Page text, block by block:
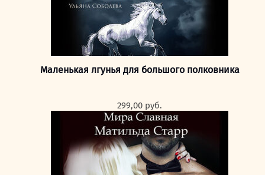
Маленькая лгунья для большого полковника
299,00 руб.